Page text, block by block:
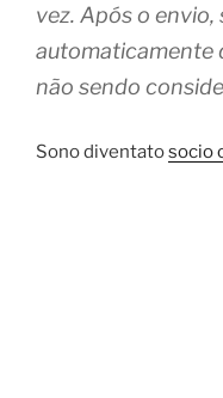
vez. Após o envio,
automaticamente
não sendo
Sono diventatosocio